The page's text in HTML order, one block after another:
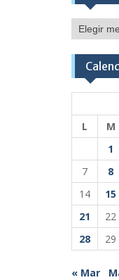
L
M
1
7
8
14
15
21
22
28
29
« Mar